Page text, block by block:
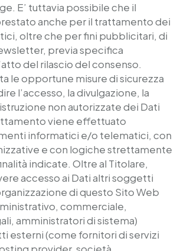
E’ tuttavia possibile che il
anche per il trattamento dei
oltre che per fini pubblicitari, di
previa specifica
del rilascio del consenso.
le opportune misure di sicurezza
l’accesso, la divulgazione, la
non autorizzate dei Dati
viene effettuato
informatici e/o telematici, con
e con logiche strettamente
indicate. Oltre al Titolare,
accesso ai Dati altri soggetti
di questo Sito Web
commerciale,
amministratori di sistema)
esterni (come fornitori di servizi